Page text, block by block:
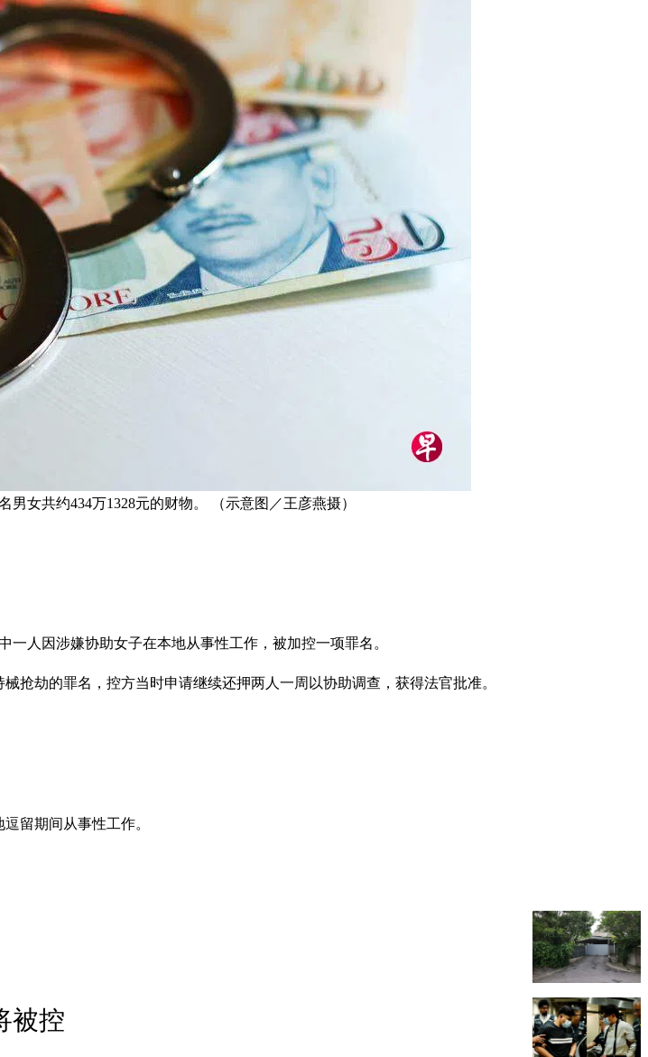
女共约434万1328元的财物。 （示意图／王彦燕摄）
人因涉嫌协助女子在本地从事性工作，被加控一项罪名。
抢劫的罪名，控方当时申请继续还押两人一周以协助调查，获得法官批准。
留期间从事性工作。
被控